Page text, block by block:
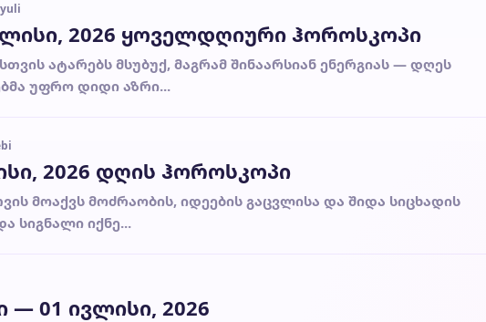
2026 ყოველდღიური ჰოროსკოპი
ატარებს მსუბუქ, მაგრამ შინაარსიან ენერგიას — დღეს
უფრო დიდი აზრი...
2026 დღის ჰოროსკოპი
მოაქვს მოძრაობის, იდეების გაცვლისა და შიდა სიცხადის
სიგნალი იქნე...
01 ივლისი, 2026